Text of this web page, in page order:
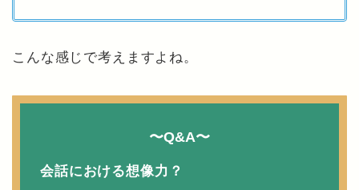
こんな感じで考えますよね。
〜Q&A〜
会話における想像力？